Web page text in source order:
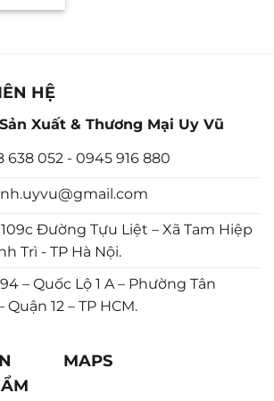
HỆ
Xuất & Thương Mại Uy Vũ
638 052 - 0945 916 880
Đường Tựu Liệt – Xã Tam Hiệp
Trì - TP Hà Nội.
– Quốc Lộ 1 A – Phường Tân
12 – TP HCM.
MAPS